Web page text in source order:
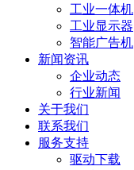
工业一体机
工业显示器
智能广告机
新闻资讯
企业动态
行业新闻
关于我们
联系我们
服务支持
驱动下载